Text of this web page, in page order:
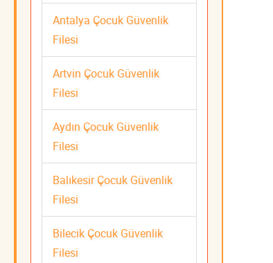
Antalya Çocuk Güvenlik
Filesi
Artvin Çocuk Güvenlik
Filesi
Aydın Çocuk Güvenlik
Filesi
Balıkesir Çocuk Güvenlik
Filesi
Bilecik Çocuk Güvenlik
Filesi